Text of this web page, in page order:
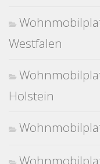
Westfalen
Holstein